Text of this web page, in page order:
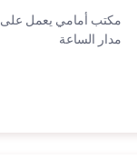
مكتب أمامي يعمل على
مدار الساعة